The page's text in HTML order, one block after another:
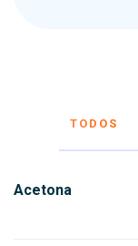
TODOS
Acetona